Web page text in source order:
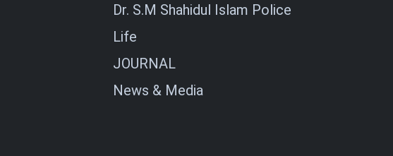
Dr. S.M Shahidul Islam Police
Life
JOURNAL
News & Media